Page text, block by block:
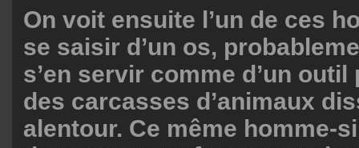
On voit ensuite l’un de ces
se saisir d’un os,
s’en servir comme d’un
des carcasses d’animaux
alentour. Ce même homme-